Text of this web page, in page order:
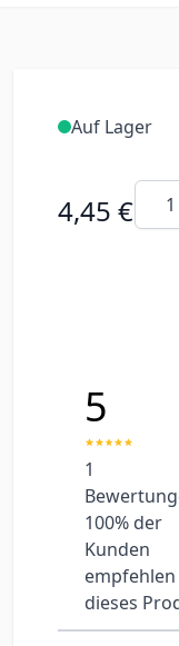
Auf Lager
4,45 €Menge
5
1
100% der
Kunden
empfehlen
dieses